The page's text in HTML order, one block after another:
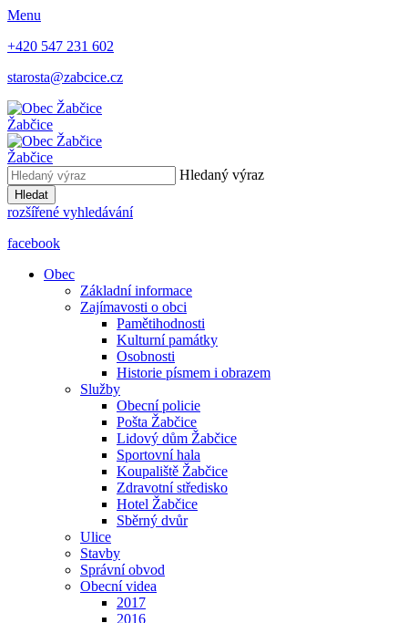
Menu
+420 547 231 602
starosta@zabcice.cz
Žabčice
Žabčice
Hledaný výraz
Hledat
rozšířené vyhledávání
facebook
Obec
Základní informace
Zajímavosti o obci
Pamětihodnosti
Kulturní památky
Osobnosti
Historie písmem i obrazem
Služby
Obecní policie
Pošta Žabčice
Lidový dům Žabčice
Sportovní hala
Koupaliště Žabčice
Zdravotní středisko
Hotel Žabčice
Sběrný dvůr
Ulice
Stavby
Správní obvod
Obecní videa
2017
2016